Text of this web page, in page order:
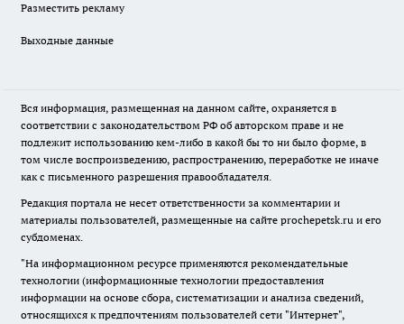
Разместить рекламу
Выходные данные
Вся информация, размещенная на данном сайте, охраняется в
соответствии с законодательством РФ об авторском праве и не
подлежит использованию кем-либо в какой бы то ни было форме, в
том числе воспроизведению, распространению, переработке не иначе
как с письменного разрешения правообладателя.
Редакция портала не несет ответственности за комментарии и
материалы пользователей, размещенные на сайте prochepetsk.ru и его
субдоменах.
"На информационном ресурсе применяются рекомендательные
технологии (информационные технологии предоставления
информации на основе сбора, систематизации и анализа сведений,
относящихся к предпочтениям пользователей сети "Интернет",